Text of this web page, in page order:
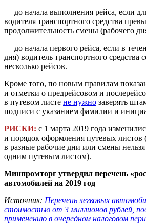
— до начала выполнения рейса, если
водителя транспортного средства
продолжительность смены (рабочего
— до начала первого рейса, если в
дня) водитель транспортного средства
несколько рейсов.
Кроме того, по новым правилам
и отметки о предрейсовом и
в путевом листе не нужно заверять
подписи с указанием фамилии и
РИСКИ: с 1 марта 2019 года
и порядок оформления путевых листов
в разные рабочие дни или смены
одним путевым листом).
Минпромторг утвердил перечень
автомобилей на 2019 год
Источник: Перечень легковых
стоимостью от 3 миллионов рублей,
применению в очередном налоговом